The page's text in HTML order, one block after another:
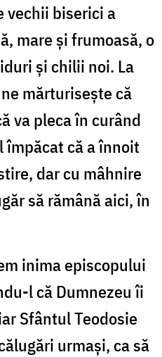
vechii biserici a
mare și frumoasă, o
și chilii noi. La
mărturisește că
va pleca în curând
că a înnoit
dar cu mâhnire
să rămână aici, în
inima episcopului
l că Dumnezeu îi
Sfântul Teodosie
urmași, ca să